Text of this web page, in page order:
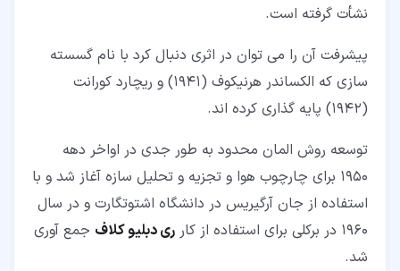
نشأت گرفته است.
پیشرفت آن را می توان در اثری دنبال کرد با نام گسسته
سازی که الکساندر هرنیکوف (1941) و ریچارد کورانت
(1942) پایه گذاری کرده اند.
توسعه روش المان محدود به طور جدی در اواخر دهه
1950 برای چارچوب هوا و تجزیه و تحلیل سازه آغاز شد و با
استفاده از جان آرگیریس در دانشگاه اشتوتگارت و در سال
1960 در برکلی برای استفاده از کار
ری دبلیو کلاف جمع آوری
شد.